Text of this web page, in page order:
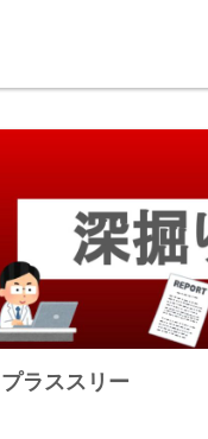
プラススリー